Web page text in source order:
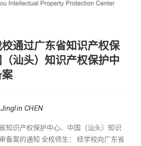
通过广东省知识产权保
汕头）知识产权保护中
Jinglin CHEN
知识产权保护中心、中国（汕头）知识
备案的通知 全校师生： 经学校向广东省